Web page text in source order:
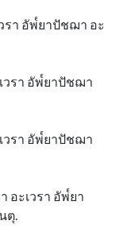
รา อัพ๎ยาปัชฌา อะ
วรา อัพ๎ยาปัชฌา
วรา อัพ๎ยาปัชฌา
อะเวรา อัพ๎ยา
ตุ.